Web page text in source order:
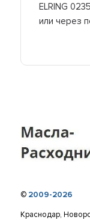
ELRING
или через
© 2009-2026
Краснодар,